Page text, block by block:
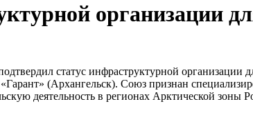
организации
статус инфраструктурной
(Архангельск). Союз признан
деятельность в регионах Арктической зоны